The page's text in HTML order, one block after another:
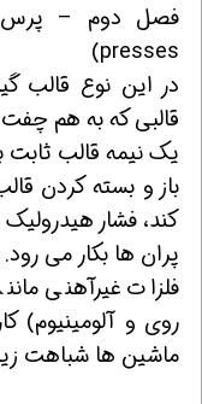
presses)
در این نوع قالب
قالبی که به هم
یک نیمه قالب ثابت
باز و بسته کردن
کند، فشار
پران ها بکار می
فلزات غیرآهنی
روی و آلومینیوم)
ماشین ها شباهت